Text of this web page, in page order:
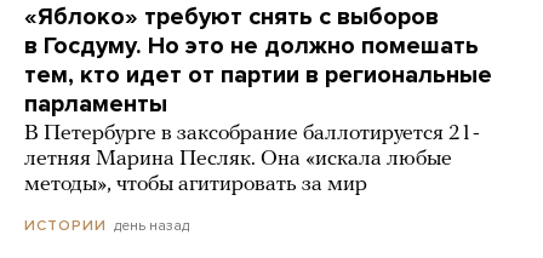
«Яблоко» требуют снять с выборов
в Госдуму. Но это не должно помешать
тем, кто идет от партии в региональные
парламенты
В Петербурге в заксобрание баллотируется 21-
летняя Марина Песляк. Она «искала любые
методы», чтобы агитировать за мир
ИСТОРИИ день назад